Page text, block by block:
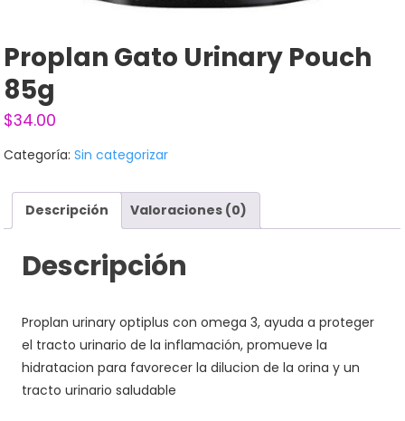
Proplan Gato Urinary Pouch
85g
$34.00
Categoría:Sin categorizar
Descripción Valoraciones (0)
Descripción
Proplan urinary optiplus con omega 3, ayuda a proteger
el tracto urinario de la inflamación, promueve la
hidratacion para favorecer la dilucion de la orina y un
tracto urinario saludable